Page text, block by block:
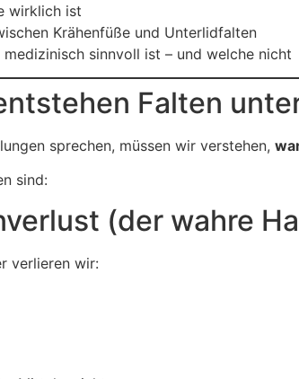
wirklich ist
Krähenfüße und Unterlidfalten
sinnvoll ist – und welche nicht
Falten
sprechen, müssen wir verstehen,
sind:
(der wahre
verlieren wir: